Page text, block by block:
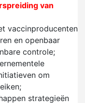
van
vaccinproducenten
en openbaar
controle;
om
strategieën